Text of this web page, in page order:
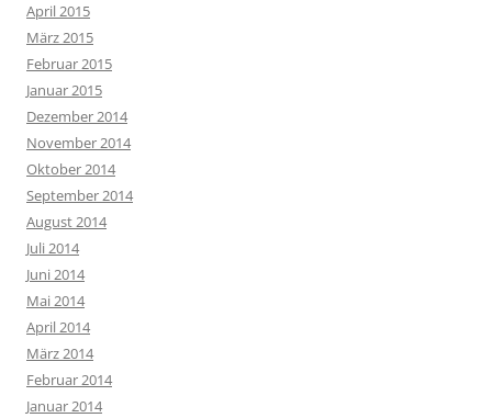
April 2015
März 2015
Februar 2015
Januar 2015
Dezember 2014
November 2014
Oktober 2014
September 2014
August 2014
Juli 2014
Juni 2014
Mai 2014
April 2014
März 2014
Februar 2014
Januar 2014